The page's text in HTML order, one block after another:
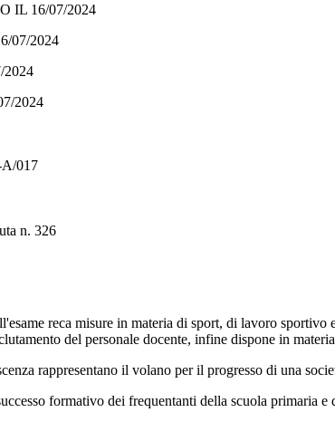
IL 16/07/2024
07/2024
2024
2024
A/017
n. 326
reca misure in materia di sport, di lavoro sportivo e
del personale docente, infine dispone in
il volano per il progresso di una
formativo dei frequentanti della scuola primaria e